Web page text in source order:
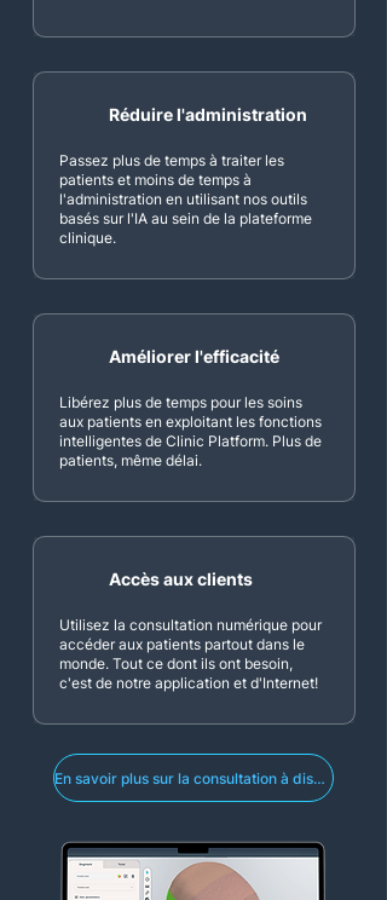
Réduire l'administration
Passez plus de temps à traiter les
patients et moins de temps à
l'administration en utilisant nos outils
basés sur l'IA au sein de la plateforme
clinique.
Améliorer l'efficacité
Libérez plus de temps pour les soins
aux patients en exploitant les fonctions
intelligentes de Clinic Platform. Plus de
patients, même délai.
Accès aux clients
Utilisez la consultation numérique pour
accéder aux patients partout dans le
monde. Tout ce dont ils ont besoin,
c'est de notre application et d'Internet!
En savoir plus sur la consultation à distance